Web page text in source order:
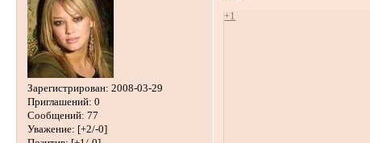
Зарегистрирован: 2008-03-29
Приглашений: 0
Сообщений: 77
Уважение: [+2/-0]
+1